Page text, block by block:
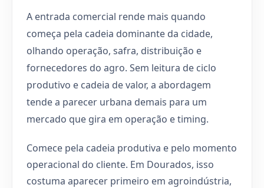
A entrada comercial rende mais quando
começa pela cadeia dominante da cidade,
olhando operação, safra, distribuição e
fornecedores do agro. Sem leitura de ciclo
produtivo e cadeia de valor, a abordagem
tende a parecer urbana demais para um
mercado que gira em operação e timing.
Comece pela cadeia produtiva e pelo momento
operacional do cliente. Em Dourados, isso
costuma aparecer primeiro em agroindústria,